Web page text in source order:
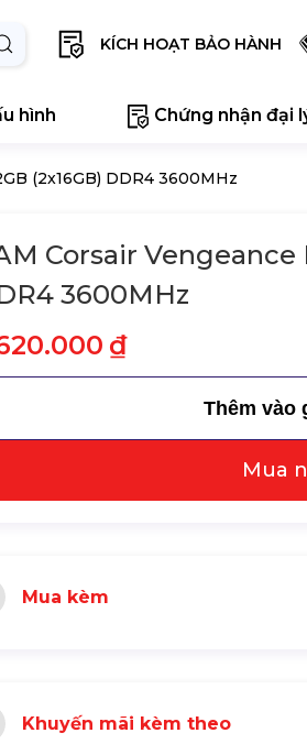
KÍCH HOẠT BẢO HÀNH
hình Chứng nhận đại
(2x16GB) DDR4 3600MHz
Corsair Vengeance
3600MHz
₫
Thêm vào
Mua
Mua kèm
Khuyến mãi kèm theo